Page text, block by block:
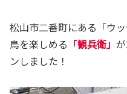
松山市二番町にある「ウ
鳥を楽しめる 「観兵衛」
ンしました！